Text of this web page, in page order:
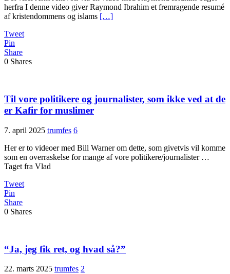
herfra I denne video giver Raymond Ibrahim et fremragende resumé
af kristendommens og islams […]
Tweet
Pin
Share
0 Shares
Til vore politikere og journalister, som ikke ved at de
er Kafir for muslimer
7. april 2025 trumfes 6
Her er to videoer med Bill Warner om dette, som givetvis vil komme
som en overraskelse for mange af vore politikere/journalister …
Taget fra Vlad
Tweet
Pin
Share
0 Shares
“Ja, jeg fik ret, og hvad så?”
22. marts 2025 trumfes 2